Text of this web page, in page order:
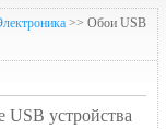
>> Обои USB
USB устройства